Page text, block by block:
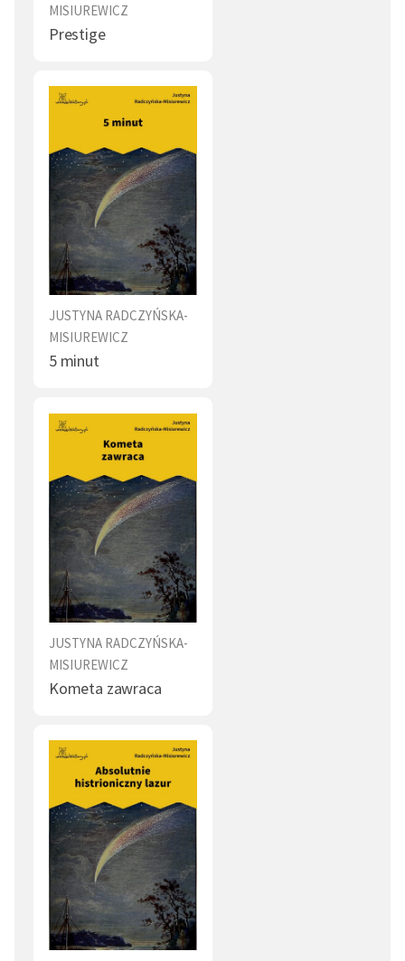
MISIUREWICZ
Prestige
JUSTYNA RADCZYŃSKA-
MISIUREWICZ
5 minut
JUSTYNA RADCZYŃSKA-
MISIUREWICZ
Kometa zawraca